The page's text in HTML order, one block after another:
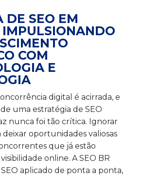
DE SEO EM
COM
E
digital é acirrada, e
uma estratégia de SEO
nunca foi tão crítica. Ignorar
deixar oportunidades valiosas
que já estão
online. A SEO BR
aplicado de ponta a ponta,